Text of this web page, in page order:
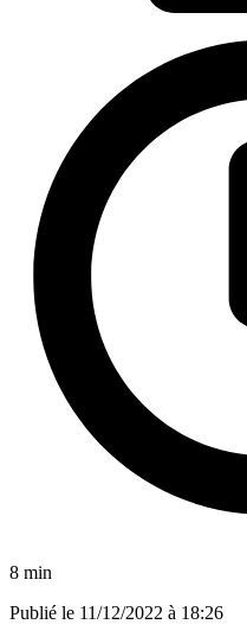
8 min
Publié le 11/12/2022 à 18:26